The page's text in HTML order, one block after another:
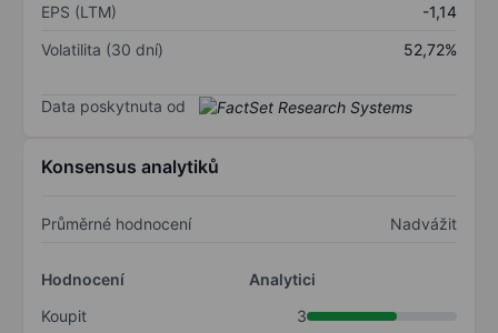
EPS (LTM)
-1,14
Volatilita (30 dní)
52,72%
Data poskytnuta od
Konsensus analytiků
Průměrné hodnocení Nadvážit
Hodnocení
Analytici
Koupit
3